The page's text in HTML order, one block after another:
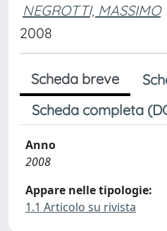
NEGROTTI, MASSIMO
2008
Scheda breve
Scheda completa
Anno
2008
Appare nelle tipologie:
1.1 Articolo su rivista